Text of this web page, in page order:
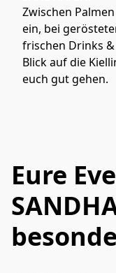
Zwischen
ein, bei
frischen Drinks
Blick auf die
euch gut gehen.
Eure